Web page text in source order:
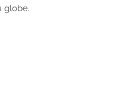
globe.